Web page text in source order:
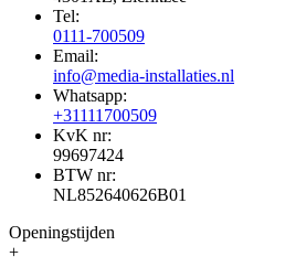
Tel:
0111-700509
Email:
info@media-installaties.nl
Whatsapp:
+31111700509
KvK nr:
99697424
BTW nr:
NL852640626B01
Openingstijden
+